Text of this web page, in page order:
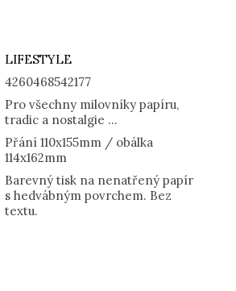
LIFESTYLE
4260468542177
Pro všechny milovníky papíru,
tradic a nostalgie ...
Přání 110x155mm / obálka
114x162mm
Barevný tisk na nenatřený papír
s hedvábným povrchem. Bez
textu.